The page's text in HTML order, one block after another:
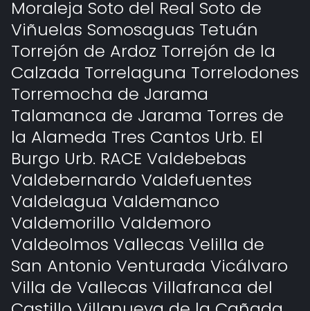
Moraleja Soto del Real Soto de
Viñuelas Somosaguas Tetuán
Torrejón de Ardoz Torrejón de la
Calzada Torrelaguna Torrelodones
Torremocha de Jarama
Talamanca de Jarama Torres de
la Alameda Tres Cantos Urb. El
Burgo Urb. RACE Valdebebas
Valdebernardo Valdefuentes
Valdelagua Valdemanco
Valdemorillo Valdemoro
Valdeolmos Vallecas Velilla de
San Antonio Venturada Vicálvaro
Villa de Vallecas Villafranca del